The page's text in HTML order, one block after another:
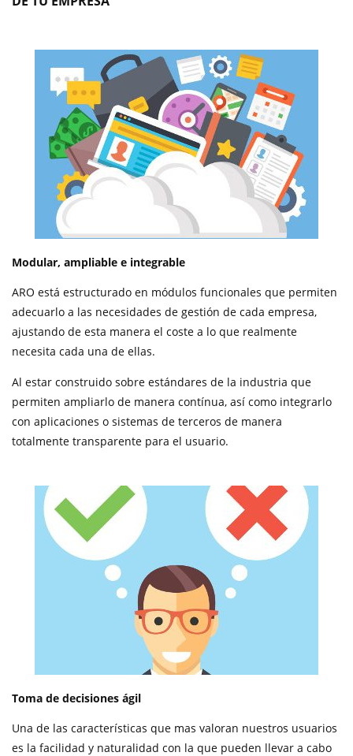
Modular, ampliable e integrable
ARO está estructurado en módulos funcionales que permiten
adecuarlo a las necesidades de gestión de cada empresa,
ajustando de esta manera el coste a lo que realmente
necesita cada una de ellas.
Al estar construido sobre estándares de la industria que
permiten ampliarlo de manera contínua, así como integrarlo
con aplicaciones o sistemas de terceros de manera
totalmente transparente para el usuario.
Toma de decisiones ágil
Una de las características que mas valoran nuestros usuarios
es la facilidad y naturalidad con la que pueden llevar a cabo